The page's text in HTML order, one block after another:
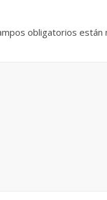
obligatorios están